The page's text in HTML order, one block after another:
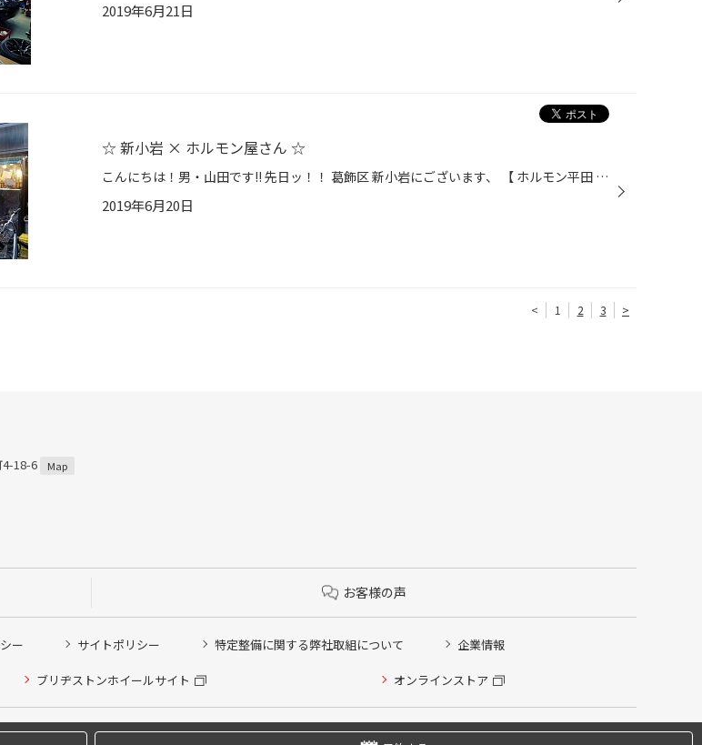
2019年6月21日
☆ 新小岩 × ホルモン屋さん ☆
こんにちは！男・山田です!! 先日ッ！！ 葛飾区 新小岩にございます、 【 ホルモン平田 別館 】 さんに おじゃましてきましたー☆(^^)/ 亀戸の超有名ホルモン屋さんから 独立された店主さんのお店とあって、 【 確かな品質・確かな旨味 】☆ 特に 『 レバー焼き 』 は格別!! レバ刺し好きだった男とし...
2019年6月20日
< 1 2 3 >
18-6 Map
お客様の声
ー サイトポリシー 特定整備に関する弊社取組について 企業情報
ブリヂストンホイールサイト オンラインストア